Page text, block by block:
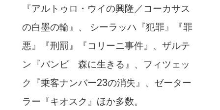
『アルトゥロ・ウイの興隆／コーカサス
の白墨の輪』、 シーラッハ『犯罪』『罪
悪』『刑罰』『コリーニ事件』、ザルテ
ン『バンビ 森に生きる』、フィツェッ
ク『乗客ナンバー23の消失』、ゼーター
ラー『キオスク』ほか多数。